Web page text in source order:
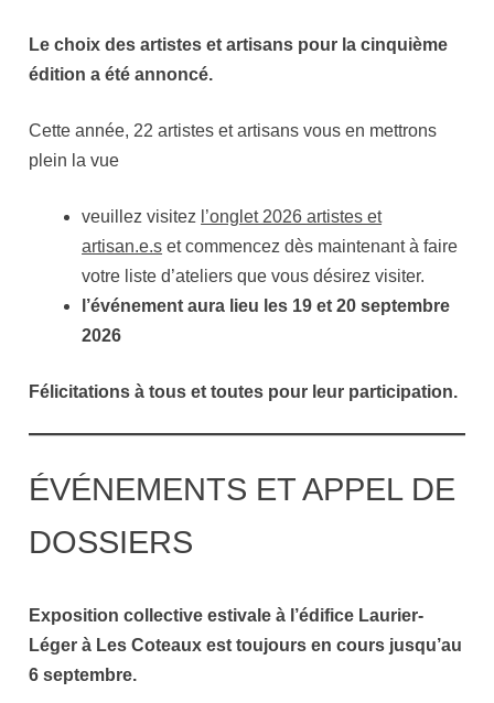
Le choix des artistes et artisans pour la cinquième
édition a été annoncé.
Cette année, 22 artistes et artisans vous en mettrons
plein la vue
veuillez visitez l’onglet 2026 artistes et
artisan.e.s et commencez dès maintenant à faire
votre liste d’ateliers que vous désirez visiter.
l’événement aura lieu les 19 et 20 septembre
2026
Félicitations à tous et toutes pour leur participation.
ÉVÉNEMENTS ET APPEL DE
DOSSIERS
Exposition collective estivale à l’édifice Laurier-
Léger à Les Coteaux est toujours en cours jusqu’au
6 septembre.